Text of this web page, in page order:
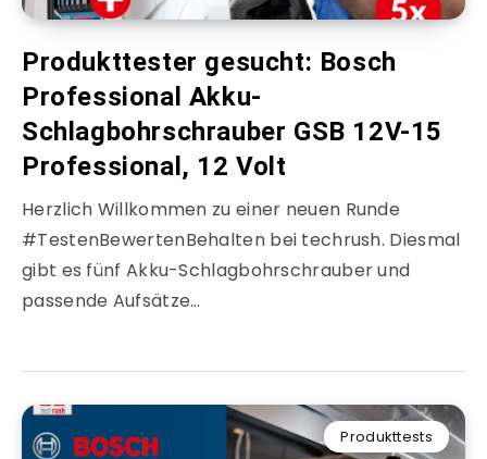
Produkttester gesucht: Bosch
Professional Akku-
Schlagbohrschrauber GSB 12V-15
Professional, 12 Volt
Herzlich Willkommen zu einer neuen Runde
#TestenBewertenBehalten bei techrush. Diesmal
gibt es fünf Akku-Schlagbohrschrauber und
passende Aufsätze…
Produkttests